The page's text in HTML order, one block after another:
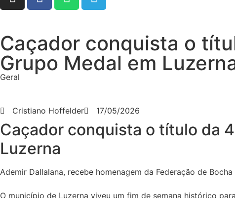
Caçador conquista o
Grupo Medal em
Geral
Cristiano Hoffelder 17/05/2026
Caçador conquista o título da
Luzerna
Ademir Dallalana, recebe homenagem da Federação de
O município de Luzerna viveu um fim de semana histórico